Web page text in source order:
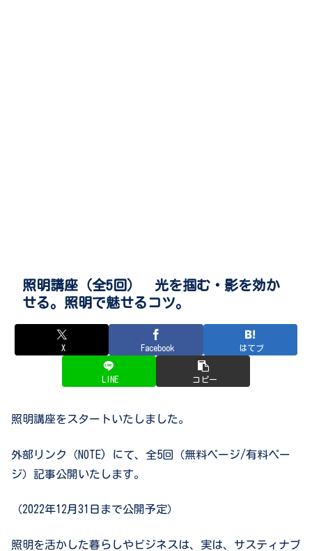
照明講座（全5回） 光を掴む・影を効か
せる。照明で魅せるコツ。
X Facebook はてブ
LINE コピー
照明講座をスタートいたしました。
外部リンク（NOTE) にて、全5回（無料ページ/有料ペー
ジ）記事公開いたします。
（2022年12月31日まで公開予定）
照明を活かした暮らしやビジネスは、実は、サスティナブ